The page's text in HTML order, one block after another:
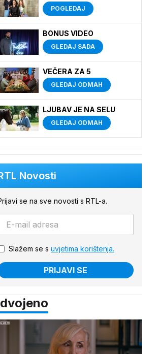
POGLEDAJ
BONUS VIDEO
GLEDAJ SADA
VEČERA ZA 5
GLEDAJ ODMAH
LJUBAV JE NA SELU
GLEDAJ ODMAH
Novosti
se na sve novosti s RTL-a.
Slažem se s uvjetima korištenja.
PRIJAVI SE